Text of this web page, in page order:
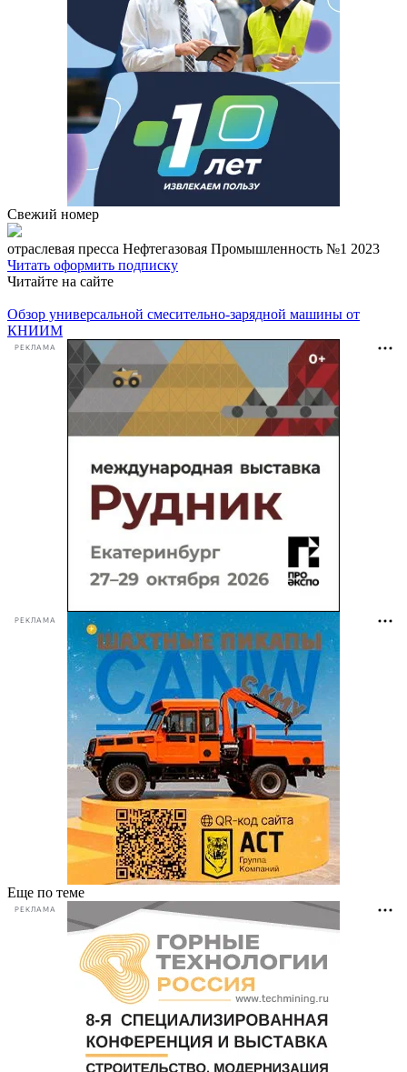
Свежий номер
отраcлевая пресса Нефтегазовая Промышленность №1 2023
Читать оформить подписку
Читайте на сайте
Обзор универсальной смесительно-зарядной машины от
КНИИМ
РЕКЛАМА
РЕКЛАМА
Еще по теме
РЕКЛАМА